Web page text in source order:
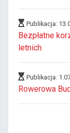
Publikacja:
Bezpłatne
letnich
Publikacja:
Rowerowa